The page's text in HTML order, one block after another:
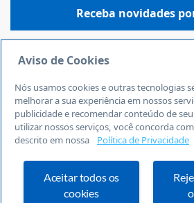
Central de
0800 570
24 horas por dia
Fale Conosco
Ouvidoria
Definições de
Receba novidades
Aviso de Cookies
Nós usamos cookies e outras tecnologias
melhorar a sua experiência em nossos
publicidade e recomendar conteúdo de
utilizar nossos serviços, você concorda
descrito em nossa
Política de Privacidade
Aceitar todos os
cookies